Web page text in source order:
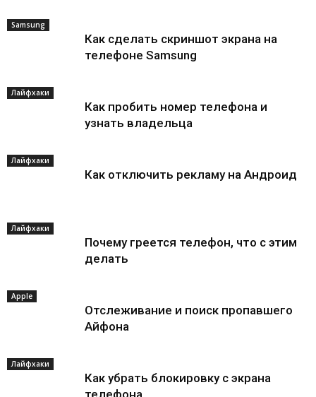
Samsung
Как сделать скриншот экрана на
телефоне Samsung
Лайфхаки
Как пробить номер телефона и
узнать владельца
Лайфхаки
Как отключить рекламу на Андроид
Лайфхаки
Почему греется телефон, что с этим
делать
Apple
Отслеживание и поиск пропавшего
Айфона
Лайфхаки
Как убрать блокировку с экрана
телефона